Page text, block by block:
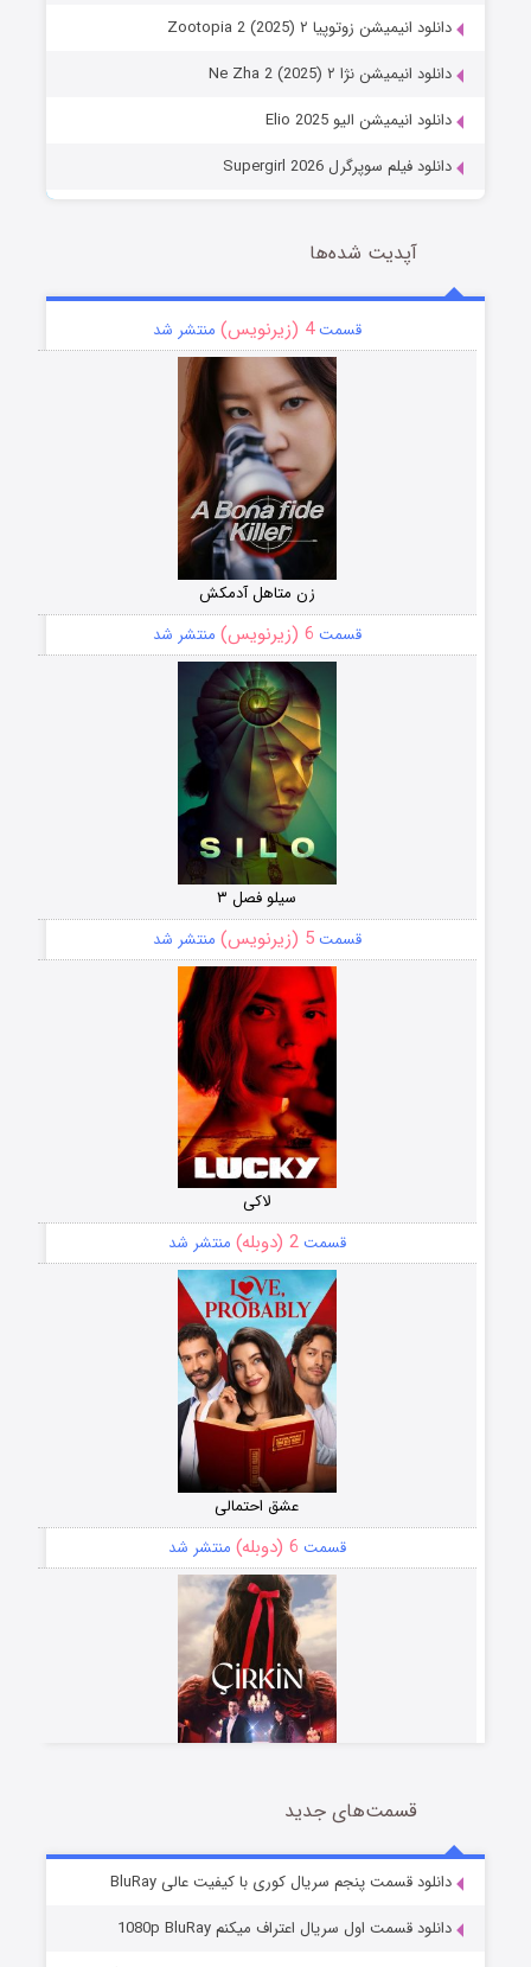
دانلود انیمیشن زوتوپیا ۲ Zootopia 2 (2025)
دانلود انیمیشن نژا ۲ Ne Zha 2 (2025)
دانلود انیمیشن الیو Elio 2025
دانلود فیلم سوپرگرل Supergirl 2026
آپدیت شده‌ها
قسمت4 (زیرنویس) منتشر شد
زن متاهل آدمکش
قسمت 6 (زیرنویس) منتشر شد
سیلو فصل ۳
قسمت5 (زیرنویس) منتشر شد
لاکی
قسمت2 (دوبله) منتشر شد
عشق احتمالی
قسمت 6 (دوبله) منتشر شد
سریال زشت
قسمت5 (زیرنویس) منتشر شد
قسمت‌های جدید
دانلود قسمت پنجم سریال کوری با کیفیت عالی BluRay
دانلود قسمت اول سریال اعتراف میکنم 1080p BluRay